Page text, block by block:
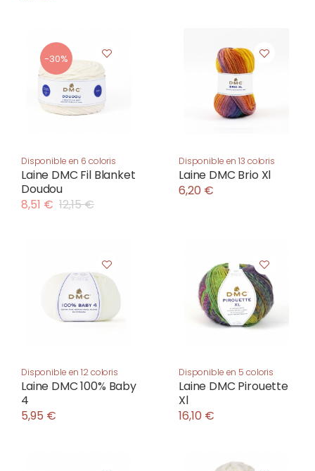
-30%
Disponible en 6 coloris
Laine DMC Fil Blanket
Doudou
8,51 € 12,15 €
Disponible en 13 coloris
Laine DMC Brio Xl
6,20 €
Disponible en 12 coloris
Laine DMC 100% Baby
4
5,95 €
Disponible en 5 coloris
Laine DMC Pirouette
Xl
16,10 €